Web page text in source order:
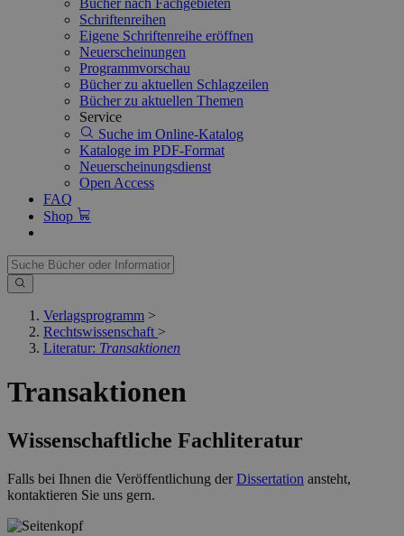
Bücher nach Fachgebieten
Schriftenreihen
Eigene Schriftenreihe eröffnen
Neuerscheinungen
Programmvorschau
Bücher zu aktuellen Schlagzeilen
Bücher zu aktuellen Themen
Service
Suche im Online-Katalog
Kataloge im PDF-Format
Neuerscheinungsdienst
Open Access
FAQ
Shop
Verlagsprogramm >
Rechtswissenschaft >
Literatur: Transaktionen
Transaktionen
Wissenschaftliche Fachliteratur
Falls bei Ihnen die Veröffentlichung derDissertation ansteht,
kontaktieren Sie uns gern.